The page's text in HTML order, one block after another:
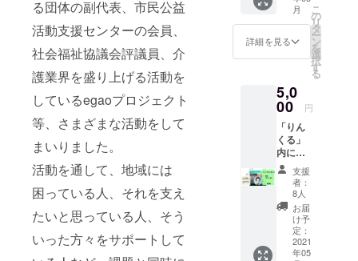
る団体の副代表、市民公益
活動支援センターの会員、
社会福祉協議会評議員、介
護業界を盛り上げる活動を
しているegaoプロジェクト
等、さまざまな活動をして
まいりました。
活動を通して、地域には
困っている人、それを支え
たいと思っている人、そう
いった方々をサポートして
良いと思い
ました。
三方良しに
なるような
仕組み作り
に注力して
いきます！
です。
一番最
初のプ
わって
頂いて
いる方
の称号
です。
今の
所、特
別な効
果はあ
りませ
ん。 他
の称号
系リ
ターン
は君と
この世
界で笑
い合い
たいん
デジタ
ル音源
を送ら
せて頂
きま
す。 音
源送付
の詳細
につい
ては、
メール
にてご
連絡さ
せて頂
月
詳細を見る
こ
の
リ
タ
ー
ン
を
選
択
す
る
5,0
00 円
「りん
くる」
内に
て、称
号「支
えし
者」を
使える
ように
なりま
す。 地
支援
者：
8人
お届
け予
定：
2021
年05